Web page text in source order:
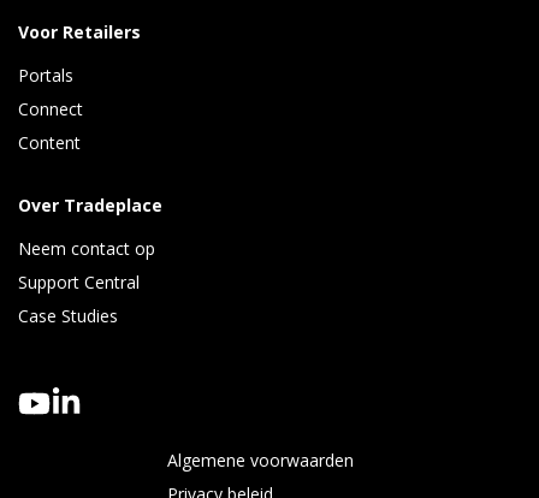
Voor Retailers
Portals
Connect
Content
Over Tradeplace
Neem contact op
Support Central
Case Studies
Algemene voorwaarden